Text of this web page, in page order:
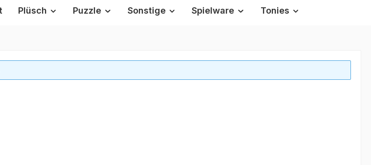
Plüsch Puzzle Sonstige Spielware Tonies